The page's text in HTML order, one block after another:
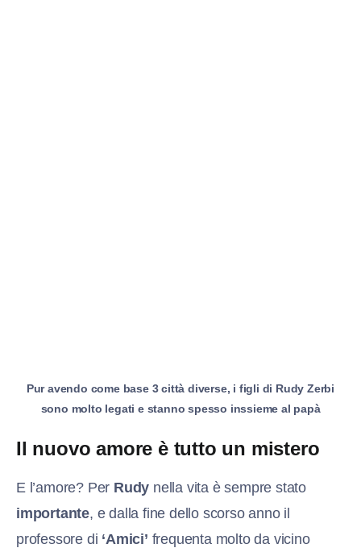
Pur avendo come base 3 città diverse, i figli di Rudy Zerbi
sono molto legati e stanno spesso inssieme al papà
Il nuovo amore è tutto un mistero
E l’amore? Per Rudy nella vita è sempre stato
importante, e dalla fine dello scorso anno il
professore di ‘Amici’ frequenta molto da vicino